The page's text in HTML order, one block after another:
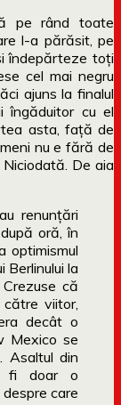
pe rând toate
l-a părăsit, pe
îndepărteze toți
cel mai negru
ajuns la finalul
îngăduitor cu el
asta, față de
nu e fără de
De aia
renunţări
oră, în
optimismul
Berlinului la
că
viitor,
decât o
Mexico se
Asaltul din
fi doar o
care